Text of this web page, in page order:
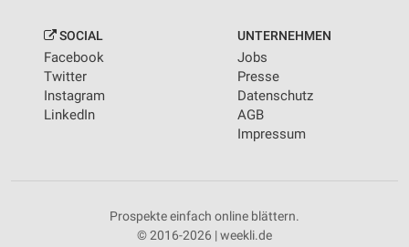
SOCIAL
Facebook
Twitter
Instagram
LinkedIn
UNTERNEHMEN
Jobs
Presse
Datenschutz
AGB
Impressum
Prospekte einfach online blättern.
© 2016-2026 | weekli.de